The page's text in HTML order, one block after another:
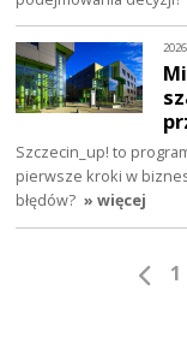
Szczecin_up! to
pierwsze kroki w
błędów? » więcej
1